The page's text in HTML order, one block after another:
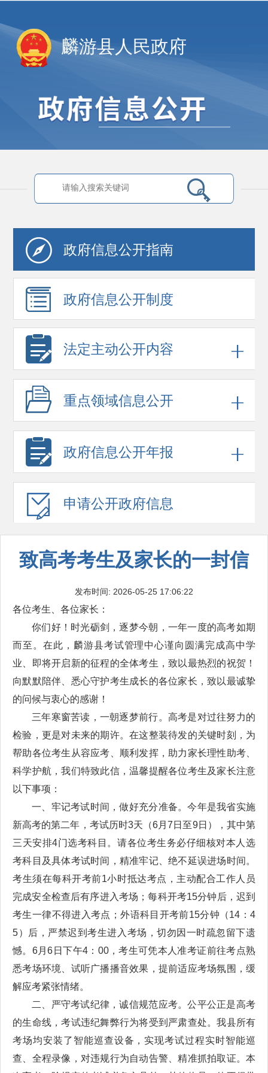
麟游县人民政府
政府信息公开指南
政府信息公开制度
法定主动公开内容
重点领域信息公开
政府信息公开年报
申请公开政府信息
致高考考生及家长的一封信
发布时间: 2026-05-25 17:06:22
各位考生、各位家长：
你们好！时光砺剑，逐梦今朝，一年一度的高考如期
而至。在此，麟游县考试管理中心谨向圆满完成高中学
业、即将开启新的征程的全体考生，致以最热烈的祝贺！
向默默陪伴、悉心守护考生成长的各位家长，致以最诚挚
的问候与衷心的感谢！
三年寒窗苦读，一朝逐梦前行。高考是对过往努力的
检验，更是对未来的期许。在这整装待发的关键时刻，为
帮助各位考生从容应考、顺利发挥，助力家长理性助考、
科学护航，我们特致此信，温馨提醒各位考生及家长注意
以下事项：
一、牢记考试时间，做好充分准备。今年是我省实施
新高考的第二年，考试历时3天（6月7日至9日），其中第
三天安排4门选考科目。请各位考生务必仔细核对本人选
考科目及具体考试时间，精准牢记、绝不延误进场时间。
考生须在每科开考前1小时抵达考点，主动配合工作人员
完成安全检查后有序进入考场；每科开考15分钟后，迟到
考生一律不得进入考点；外语科目开考前15分钟（14：4
5）后，严禁迟到考生进入考场，切勿因一时疏忽留下遗
憾。6月6日下午4：00，考生可凭本人准考证前往考点熟
悉考场环境、试听广播播音效果，提前适应考场氛围，缓
解应考紧张情绪。
二、严守考试纪律，诚信规范应考。公平公正是高考
的生命线，考试违纪舞弊行为将受到严肃查处。我县所有
考场均安装了智能巡查设备，实现考试过程实时智能巡
查、全程录像，对违规行为自动告警、精准抓拍取证。本